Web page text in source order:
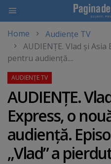
main
content
Home
Audiențe TV
AUDIENŢE. Vlad şi
pentru audienţă....
AUDIENŢE.
Express, o
audienţă.
„Vlad” a